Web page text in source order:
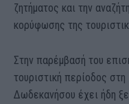
ζητήματος και την
κορύφωσης της
Στην παρέμβασή του
τουριστική περίοδος
Δωδεκανήσου έχει ήδη